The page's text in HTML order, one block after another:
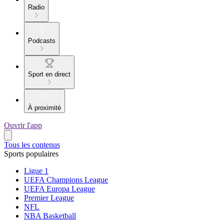
Radio
Podcasts
Sport en direct
À proximité
Ouvrir l'app
Tous les contenus
Sports populaires
Ligue 1
UEFA Champions League
UEFA Europa League
Premier League
NFL
NBA Basketball